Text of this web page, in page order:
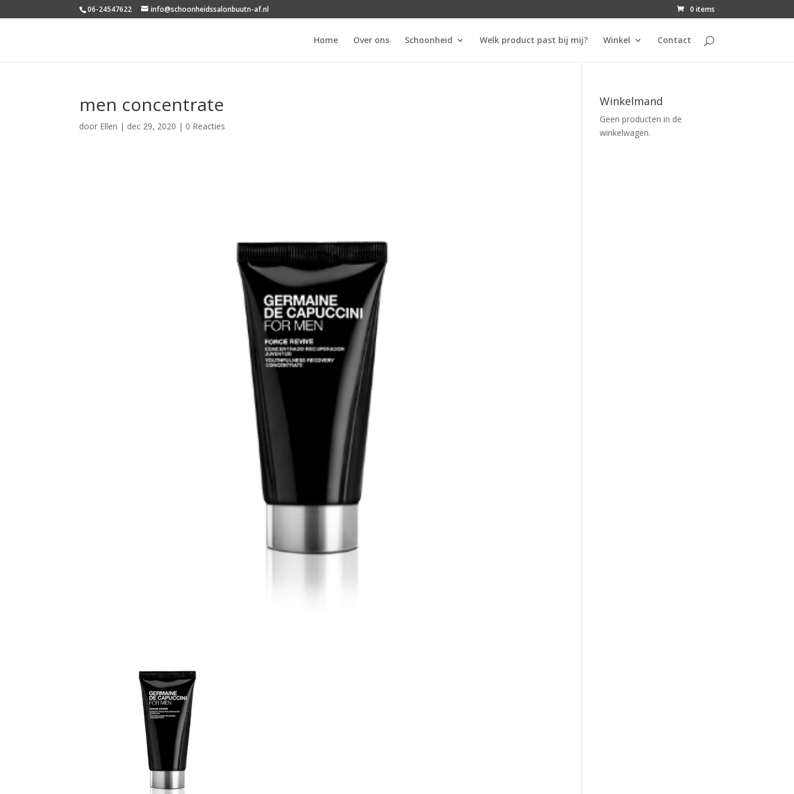
06-24547622 info@schoonheidssalonbuutn-af.nl 0 items
Home Over ons Schoonheid Welk product past bij mij? Winkel Contact
men concentrate
door Ellen | dec 29, 2020 | 0 Reacties
Winkelmand
Geen producten in de
winkelwagen.